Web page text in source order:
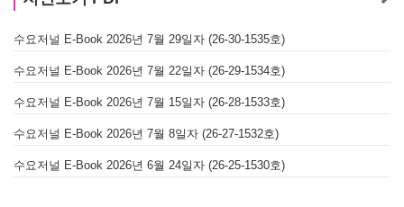
수요저널 E-Book 2026년 7월 29일자 (26-30-1535호)
수요저널 E-Book 2026년 7월 22일자 (26-29-1534호)
수요저널 E-Book 2026년 7월 15일자 (26-28-1533호)
수요저널 E-Book 2026년 7월 8일자 (26-27-1532호)
수요저널 E-Book 2026년 6월 24일자 (26-25-1530호)